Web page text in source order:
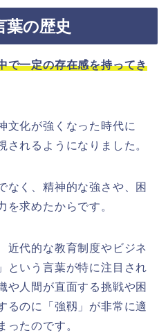
葉の歴史
で一定の存在感を持ってき
文化が強くなった時代に
されるようになりました。
なく、精神的な強さや、困
を求めたからです。
近代的な教育制度やビジネ
という言葉が特に注目され
や人間が直面する挑戦や困
るのに「強靱」が非常に適
ったのです。